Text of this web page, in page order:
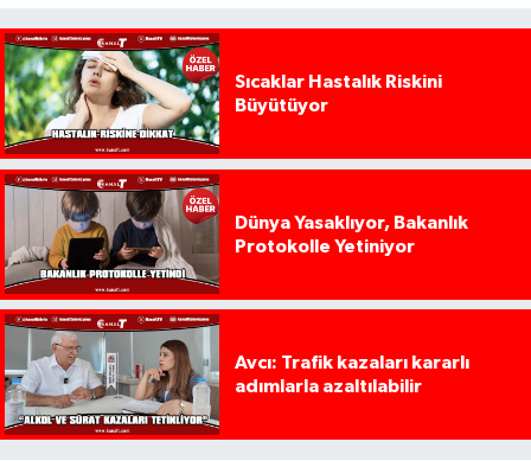
Sıcaklar Hastalık Riskini
Büyütüyor
Dünya Yasaklıyor, Bakanlık
Protokolle Yetiniyor
Avcı: Trafik kazaları kararlı
adımlarla azaltılabilir